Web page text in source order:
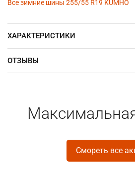
Все зимние шины 255/55 R19 KUMHO
ХАРАКТЕРИСТИКИ
ОТЗЫВЫ
Смореть все